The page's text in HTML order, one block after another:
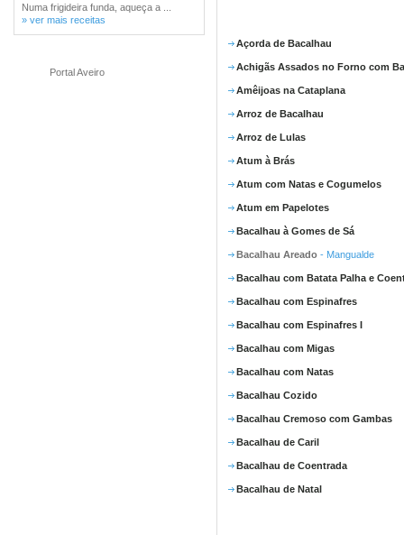
Numa frigideira funda, aqueça a ...
» ver mais receitas
Portal Aveiro
Açorda de Bacalhau
Achigãs Assados no Forno com
Amêijoas na Cataplana
Arroz de Bacalhau
Arroz de Lulas
Atum à Brás
Atum com Natas e Cogumelos
Atum em Papelotes
Bacalhau à Gomes de Sá
Bacalhau Areado - Mangualde
Bacalhau com Batata Palha e
Bacalhau com Espinafres
Bacalhau com Espinafres I
Bacalhau com Migas
Bacalhau com Natas
Bacalhau Cozido
Bacalhau Cremoso com Gambas
Bacalhau de Caril
Bacalhau de Coentrada
Bacalhau de Natal